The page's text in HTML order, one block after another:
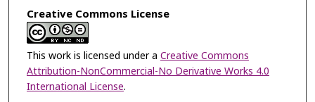
Creative Commons License
This work is licensed under a Creative Commons
Attribution-NonCommercial-No Derivative Works 4.0
International License.